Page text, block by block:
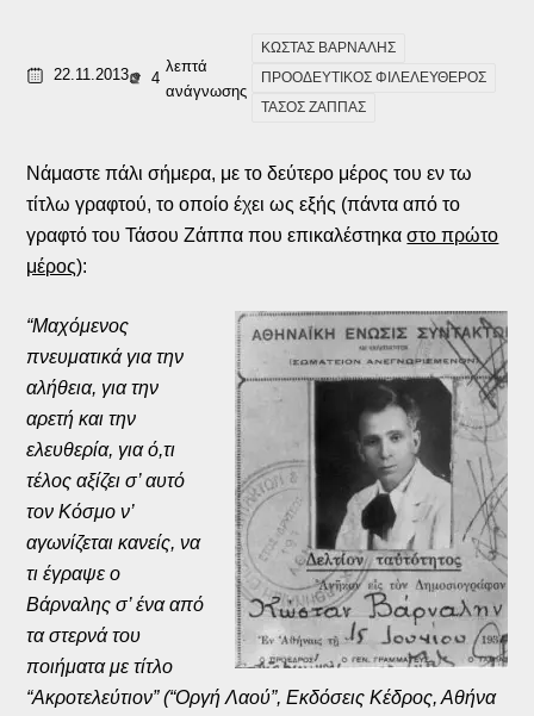
22.11.2013 4
λεπτά
ανάγνωσης
ΚΩΣΤΑΣ ΒΑΡΝΑΛΗΣ
ΠΡΟΟΔΕΥΤΙΚΟΣ ΦΙΛΕΛΕΥΘΕΡΟΣ
ΤΑΣΟΣ ΖΑΠΠΑΣ
Νάμαστε πάλι σήμερα, με το δεύτερο μέρος του εν τω
τίτλω γραφτού, το οποίο έχει ως εξής (πάντα από το
γραφτό του Τάσου Ζάππα που επικαλέστηκαστο πρώτο
μέρος):
“Μαχόμενος
πνευματικά για την
αλήθεια, για την
αρετή και την
ελευθερία, για ό,τι
τέλος αξίζει σ’ αυτό
τον Κόσμο ν’
αγωνίζεται κανείς, να
τι έγραψε ο
Βάρναλης σ’ ένα από
τα στερνά του
ποιήματα με τίτλο
“Ακροτελεύτιον” (“Οργή Λαού”, Εκδόσεις Κέδρος, Αθήνα